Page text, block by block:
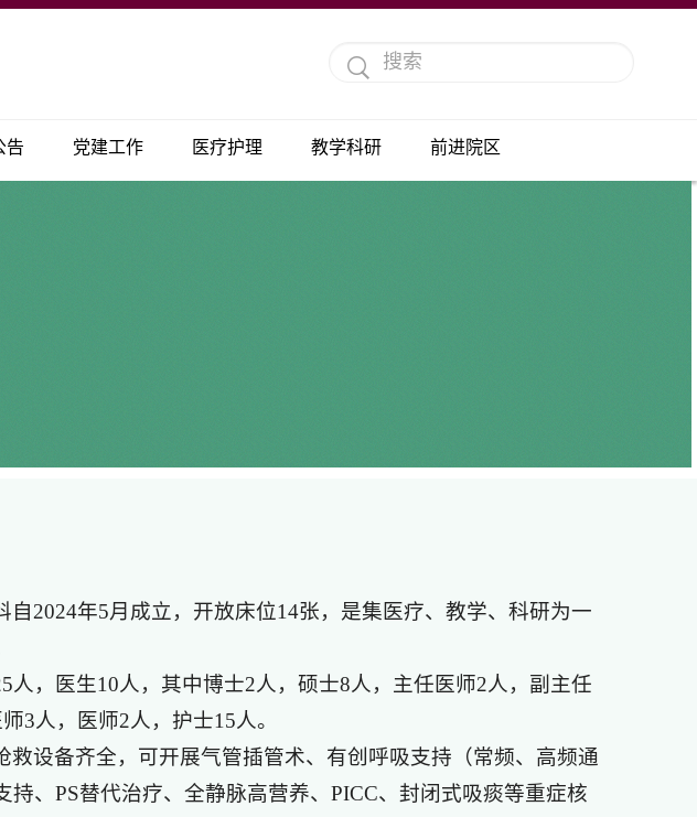
告 党建工作 医疗护理 教学科研 前进院区
自2024年5月成立，开放床位14张，是集医疗、教学、科研为一
人，医生10人，其中博士2人，硕士8人，主任医师2人，副主任
3人，医师2人，护士15人。
救设备齐全，可开展气管插管术、有创呼吸支持（常频、高频通
持、PS替代治疗、全静脉高营养、PICC、封闭式吸痰等重症核